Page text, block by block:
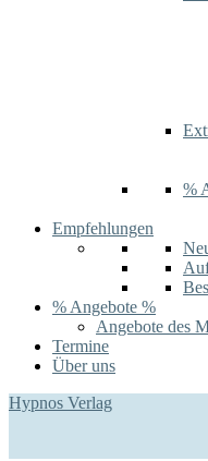
%
Empfehlungen
% Angebote %
Angebote des
Termine
Über uns
Hypnos Verlag